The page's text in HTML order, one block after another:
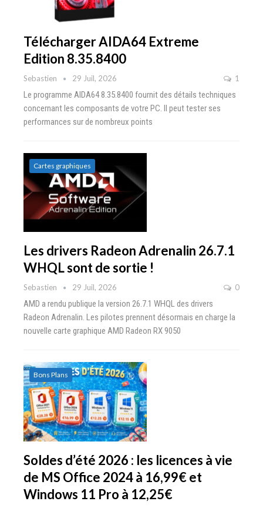
Télécharger AIDA64 Extreme
Edition 8.35.8400
Sebastien 29 Juil, 2026 1
Le programme AIDA64 8.35.8400 fournit des détails techniques
concernant les composants de votre PC. Il peut tester ses
performances sur de nombreux points
Cartes graphiques
Les drivers Radeon Adrenalin 26.7.1
WHQL sont de sortie !
Sebastien 29 Juil, 2026 0
AMD a rendu publique la version 26.7.1 WHQL des drivers
Radeon Adrenalin. Les pilotes prennent désormais en charge la
nouvelle carte graphique AMD Radeon RX 9050
Bons Plans
Soldes d’été 2026 : les licences à vie
de MS Office 2024 à 16,99€ et
Windows 11 Pro à 12,25€